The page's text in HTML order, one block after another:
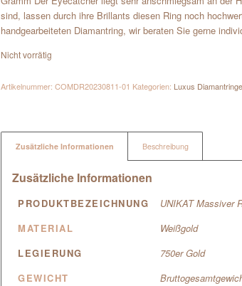
sind, lassen durch ihre Brillants diesen Ring noch
handgearbeiteten Diamantring, wir beraten Sie gerne
Nicht vorrätig
Artikelnummer:COMDR20230811-01 Kategorien: Luxus Diamantringe
Zusätzliche Informationen Beschreibung
Zusätzliche Informationen
PRODUKTBEZEICHNUNG
UNIKAT Massiver
MATERIAL
Weißgold
LEGIERUNG
750er Gold
GEWICHT